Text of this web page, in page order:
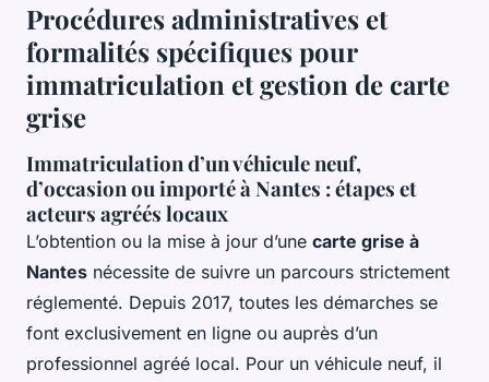
Procédures administratives et
formalités spécifiques pour
immatriculation et gestion de carte
grise
Immatriculation d’un véhicule neuf,
d’occasion ou importé à Nantes : étapes et
acteurs agréés locaux
L’obtention ou la mise à jour d’une carte grise à
Nantes nécessite de suivre un parcours strictement
réglementé. Depuis 2017, toutes les démarches se
font exclusivement en ligne ou auprès d’un
professionnel agréé local. Pour un véhicule neuf, il